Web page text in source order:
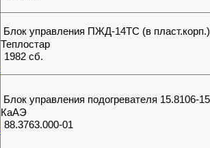
Блок управления ПЖД-14ТС (в
Теплостар
1982 сб.
Блок управления подогревателя 15.8106-
КаАЭ
88.3763.000-01